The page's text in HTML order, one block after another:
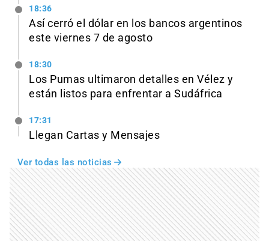
18:36
Así cerró el dólar en los bancos argentinos
este viernes 7 de agosto
18:30
Los Pumas ultimaron detalles en Vélez y
están listos para enfrentar a Sudáfrica
17:31
Llegan Cartas y Mensajes
Ver todas las noticias